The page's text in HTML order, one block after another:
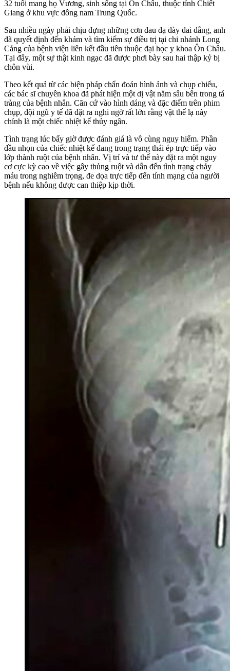
32 tuổi mang họ Vương, sinh sống tại Ôn Châu, thuộc tỉnh Chiết
Giang ở khu vực đông nam Trung Quốc.
Sau nhiều ngày phải chịu đựng những cơn đau dạ dày dai dẳng, anh
đã quyết định đến khám và tìm kiếm sự điều trị tại chi nhánh Long
Cảng của bệnh viện liên kết đầu tiên thuộc đại học y khoa Ôn Châu.
Tại đây, một sự thật kinh ngạc đã được phơi bày sau hai thập kỷ bị
chôn vùi.
Theo kết quả từ các biện pháp chẩn đoán hình ảnh và chụp chiếu,
các bác sĩ chuyên khoa đã phát hiện một dị vật nằm sâu bên trong tá
tràng của bệnh nhân. Căn cứ vào hình dáng và đặc điểm trên phim
chụp, đội ngũ y tế đã đặt ra nghi ngờ rất lớn rằng vật thể lạ này
chính là một chiếc nhiệt kế thủy ngân.
Tình trạng lúc bấy giờ được đánh giá là vô cùng nguy hiểm. Phần
đầu nhọn của chiếc nhiệt kế đang trong trạng thái ép trực tiếp vào
lớp thành ruột của bệnh nhân. Vị trí và tư thế này đặt ra một nguy
cơ cực kỳ cao về việc gây thủng ruột và dẫn đến tình trạng chảy
máu trong nghiêm trọng, đe dọa trực tiếp đến tính mạng của người
bệnh nếu không được can thiệp kịp thời.